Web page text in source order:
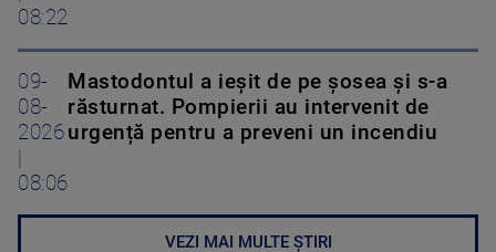
08:22
09-
08-
2026
08:06
Mastodontul a ieșit de pe șosea și s-a
răsturnat. Pompierii au intervenit de
urgență pentru a preveni un incendiu
VEZI MAI MULTE ȘTIRI